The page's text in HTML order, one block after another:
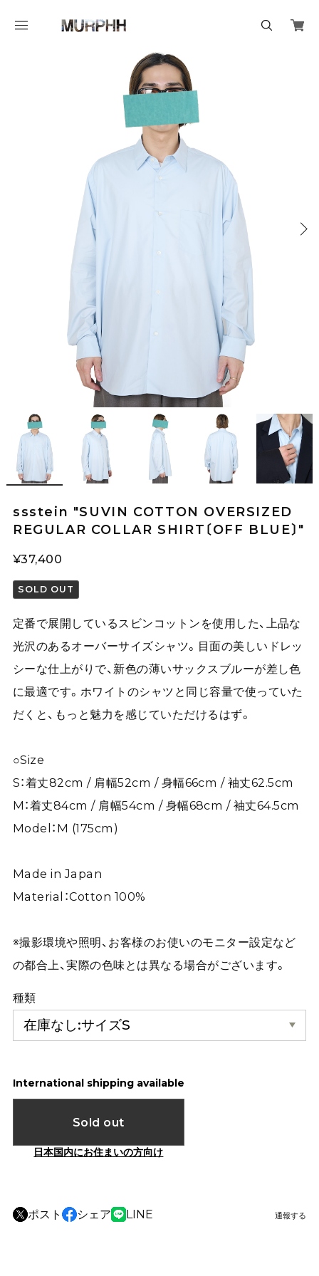
ssstein "SUVIN COTTON OVERSIZED
REGULAR COLLAR SHIRT〔OFF BLUE〕"
¥37,400
SOLD OUT
定番で展開しているスビンコットンを使用した、上品な
光沢のあるオーバーサイズシャツ。目面の美しいドレッ
シーな仕上がりで、新色の薄いサックスブルーが差し色
に最適です。ホワイトのシャツと同じ容量で使っていた
だくと、もっと魅力を感じていただけるはず。
○Size
S：着丈82cm / 肩幅52cm / 身幅66cm / 袖丈62.5cm
M：着丈84cm / 肩幅54cm / 身幅68cm / 袖丈64.5cm
Model：M (175cm)
Made in Japan
Material：Cotton 100%
※撮影環境や照明、お客様のお使いのモニター設定など
の都合上、実際の色味とは異なる場合がございます。
種類
International shipping available
Sold out
日本国内にお住まいの方向け
ポスト シェア LINE 通報する